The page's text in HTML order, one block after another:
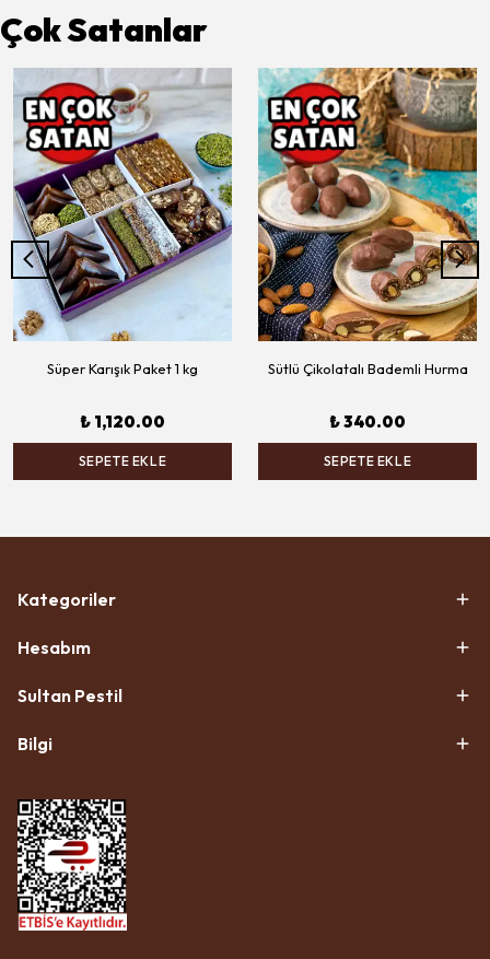
Çok Satanlar
Süper Karışık Paket 1 kg
₺ 1,120.00
SEPETE EKLE
Sütlü Çikolatalı Bademli Hurma
₺ 340.00
SEPETE EKLE
Kategoriler
Hesabım
Sultan Pestil
Bilgi